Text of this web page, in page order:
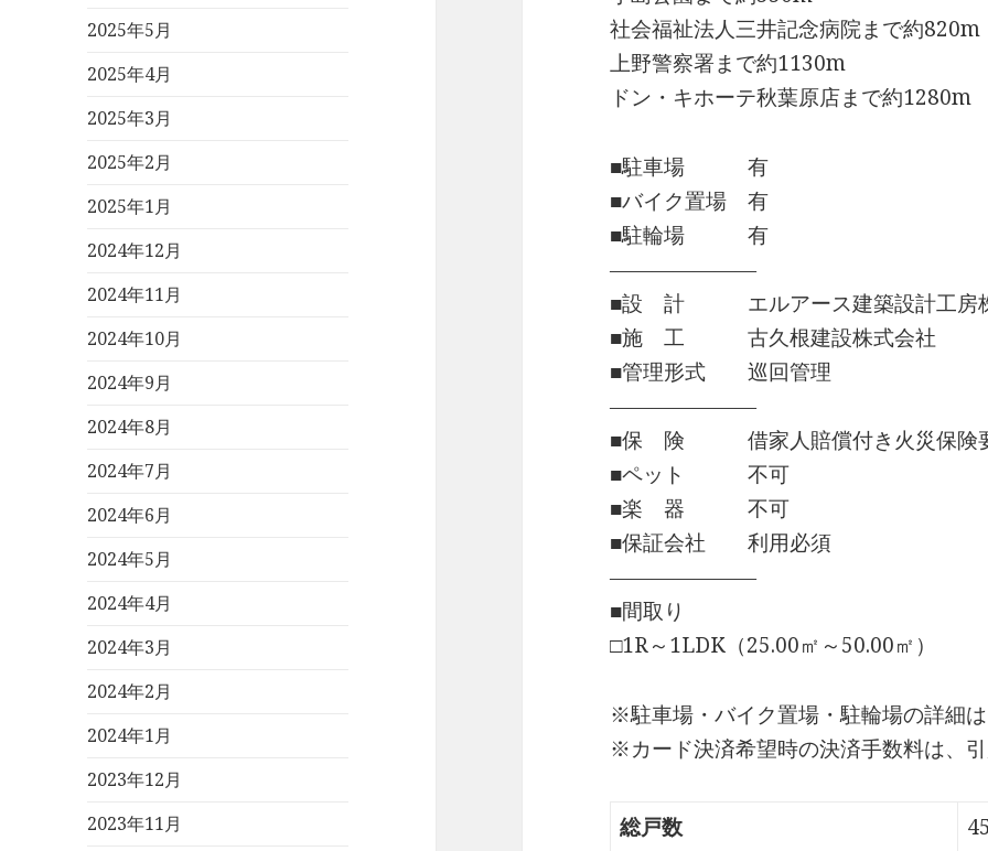
2025年5月
2025年4月
2025年3月
2025年2月
2025年1月
2024年12月
2024年11月
2024年10月
2024年9月
2024年8月
2024年7月
2024年6月
2024年5月
2024年4月
2024年3月
2024年2月
2024年1月
2023年12月
2023年11月
社会福祉法人三井記念病院まで約820m
上野警察署まで約1130m
ドン・キホーテ秋葉原店まで約1280m
■駐車場 有
■バイク置場 有
■駐輪場 有
―――――――
■設 計 エルアース建築設計工房
■施 工 古久根建設株式会社
■管理形式 巡回管理
―――――――
■保 険 借家人賠償付き火災保険
■ペット 不可
■楽 器 不可
■保証会社 利用必須
―――――――
■間取り
□1R～1LDK（25.00㎡～50.00㎡）
※駐車場・バイク置場・駐輪場の詳細
※カード決済希望時の決済手数料は、
総戸数